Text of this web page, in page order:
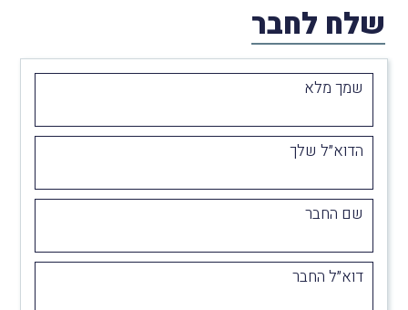
שלח לחבר
שמך מלא
הדוא״ל שלך
שם החבר
דוא״ל החבר